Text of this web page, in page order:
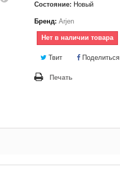
Состояние: Новый
Бренд: Arjen
Нет в наличии товара
Твит Поделиться
Печать